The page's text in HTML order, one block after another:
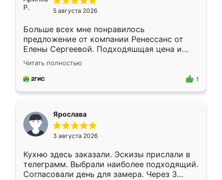
5 августа 2026
Больше всех мне понравилось
предложение от компании Ренессанс от
Елены Сергеевой. Подходяшщая цена и
короткие сроки изготовления. Приехавший
для замера сотрудник Владислав
предложил по моему эскизу самый
Читать полностью
1
Ярослава
3 августа 2026
Кухню здесь заказали. Эскизы прислали в
телеграмм. Выбрали наиболее подходящий.
Согласовали день для замера. Через 3